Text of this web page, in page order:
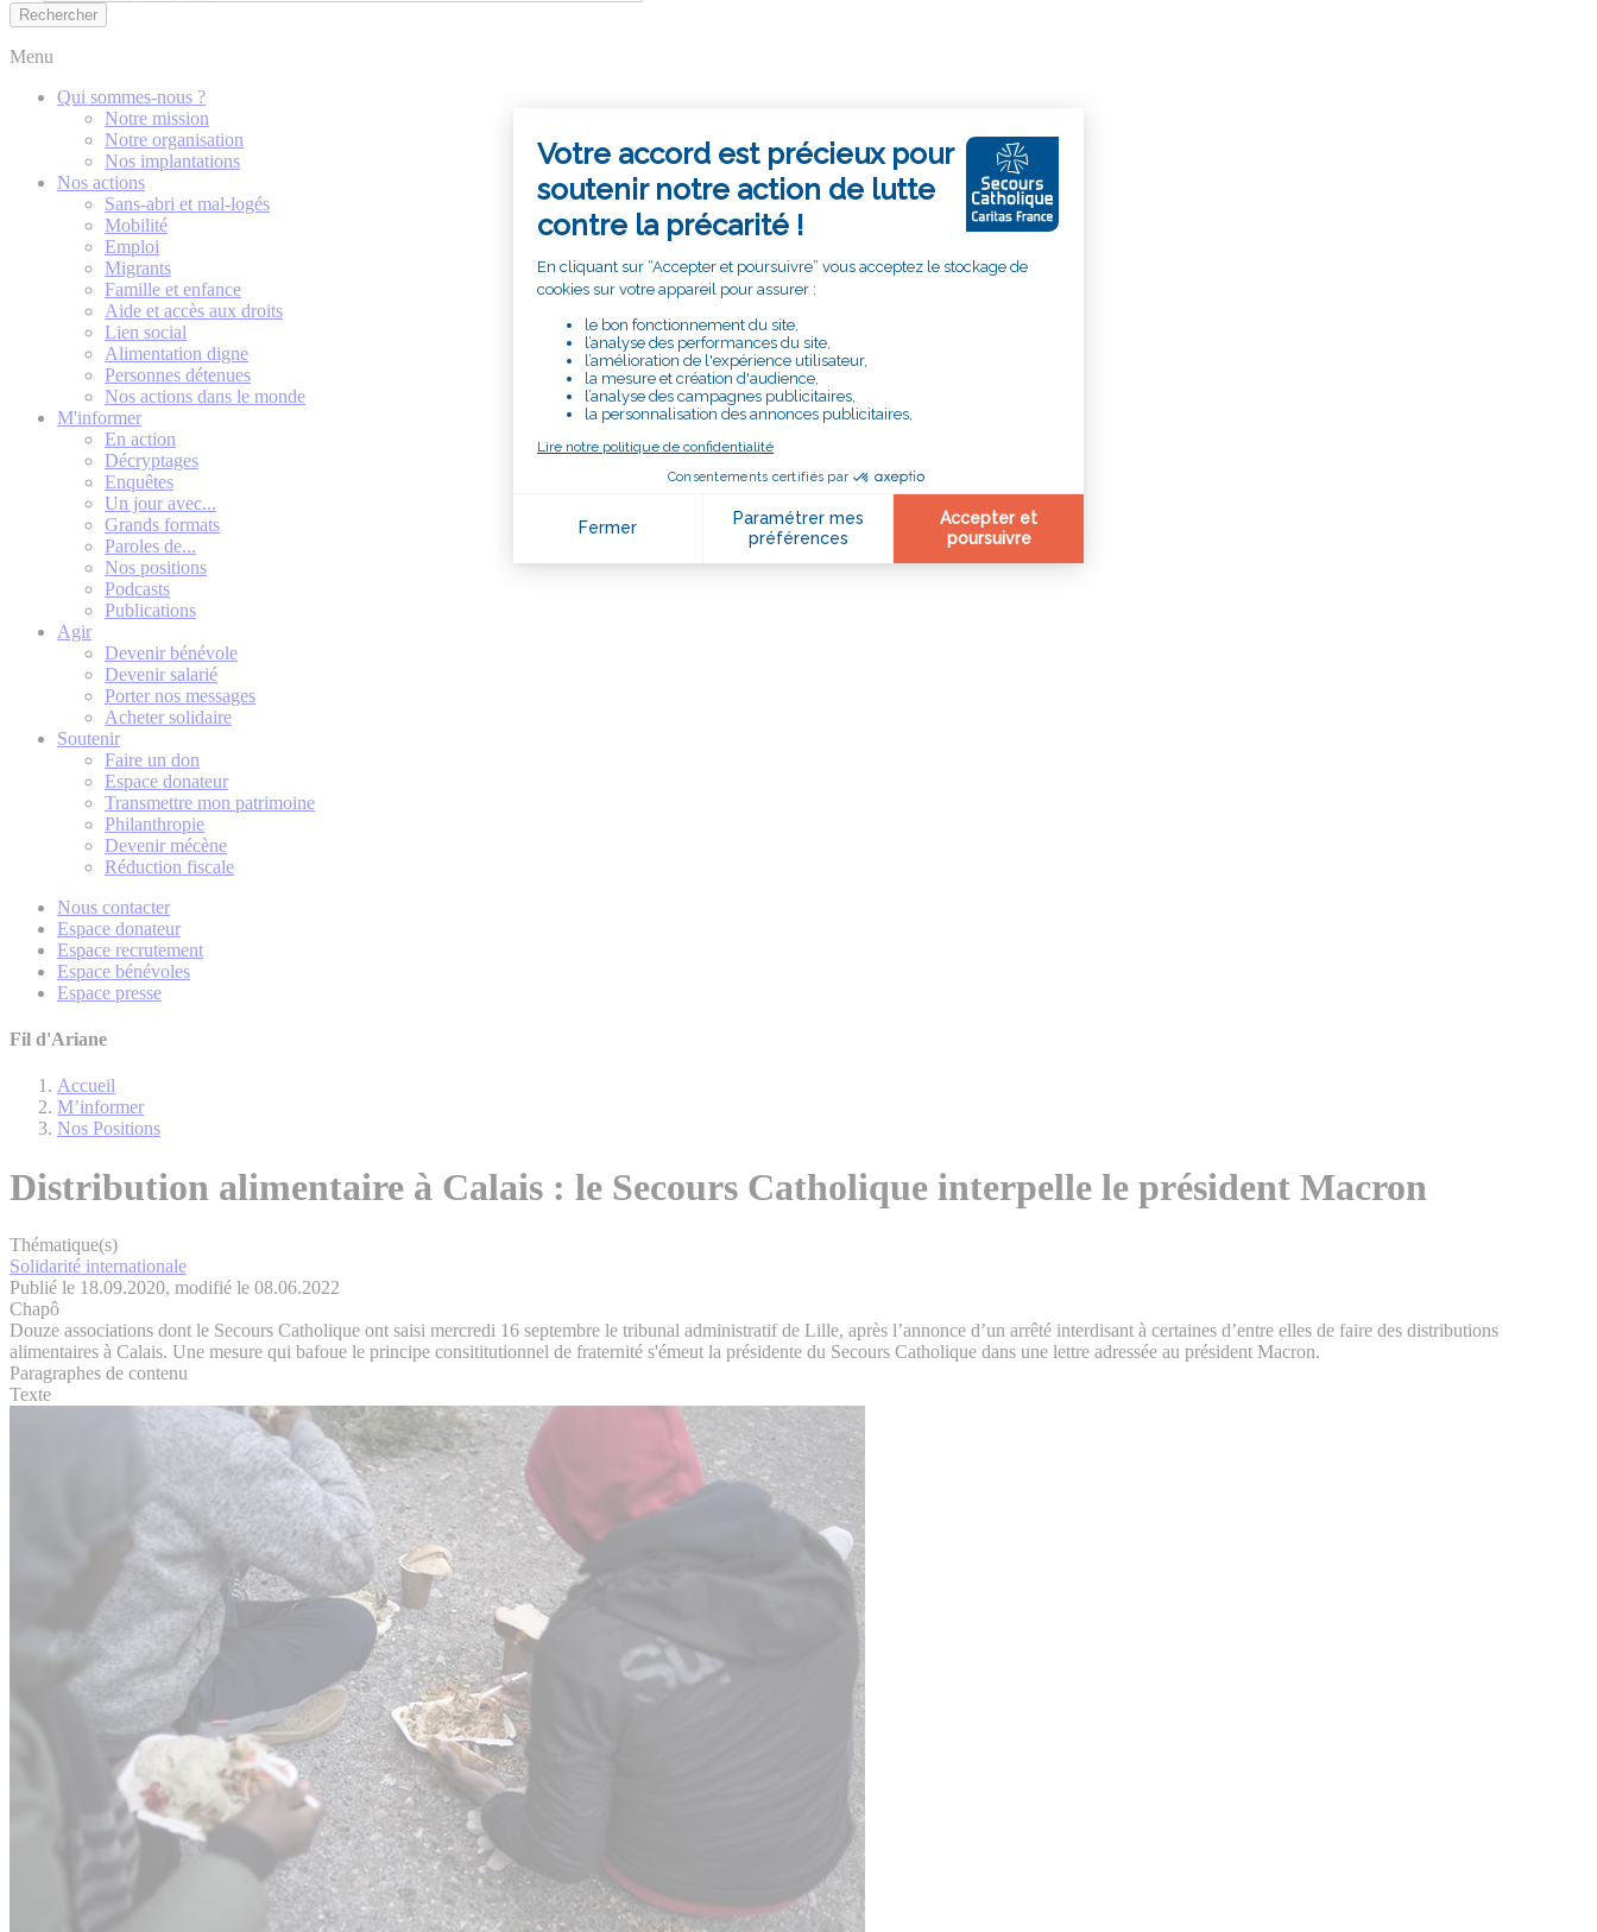
Menu
Qui sommes-nous ?
Notre mission
Notre organisation
Nos implantations
Nos actions
Sans-abri et mal-logés
Mobilité
Emploi
Migrants
Famille et enfance
Aide et accès aux droits
Lien social
Alimentation digne
Personnes détenues
Nos actions dans le monde
M'informer
En action
Décryptages
Enquêtes
Un jour avec...
Grands formats
Paroles de...
Nos positions
Podcasts
Publications
Agir
Devenir bénévole
Devenir salarié
Porter nos messages
Acheter solidaire
Soutenir
Faire un don
Espace donateur
Transmettre mon patrimoine
Philanthropie
Devenir mécène
Réduction fiscale
Nous contacter
Espace donateur
Espace recrutement
Espace bénévoles
Espace presse
Fil d'Ariane
Accueil
M’informer
Nos Positions
Distribution alimentaire à Calais : le Secours Catholique interpelle le président Macron
Thématique(s)
Solidarité internationale
Publié le 18.09.2020, modifié le 08.06.2022
Chapô
Douze associations dont le Secours Catholique ont saisi mercredi 16 septembre le tribunal administratif de Lille, après l’annonce d’un arrêté interdisant à certaines d’entre elles de faire des distributions
alimentaires à Calais. Une mesure qui bafoue le principe consititutionnel de fraternité s'émeut la présidente du Secours Catholique dans une lettre adressée au président Macron.
Paragraphes de contenu
Texte